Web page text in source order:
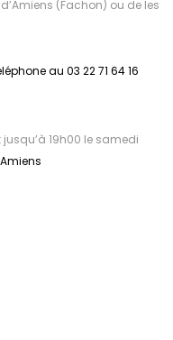
(Fachon) ou de les
au 03 22 71 64 16
19h00 le samedi